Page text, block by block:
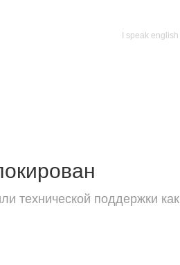
I speak english
технической поддержки как